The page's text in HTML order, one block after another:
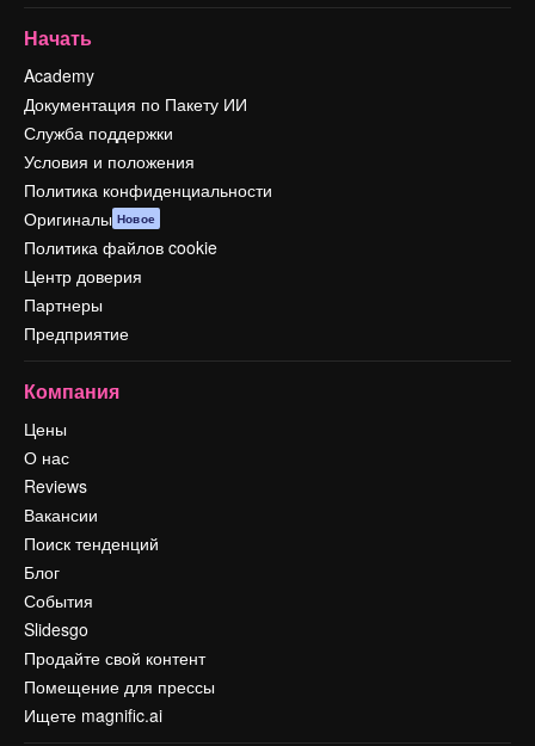
Начать
Academy
Документация по Пакету ИИ
Служба поддержки
Условия и положения
Политика конфиденциальности
Оригиналы Новое
Политика файлов cookie
Центр доверия
Партнеры
Предприятие
Компания
Цены
О нас
Reviews
Вакансии
Поиск тенденций
Блог
События
Slidesgo
Продайте свой контент
Помещение для прессы
Ищете magnific.ai